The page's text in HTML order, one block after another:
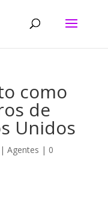
como
de
Unidos
| Agentes | 0